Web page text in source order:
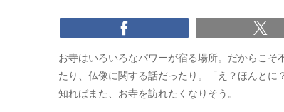
お寺はいろいろなパワーが宿る場所。だからこ
たり、仏像に関する話だったり。「え？ほんと
知ればまた、お寺を訪れたくなりそう。